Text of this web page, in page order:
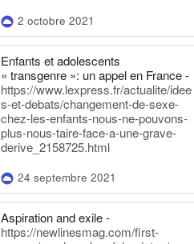
2 octobre 2021
Enfants et adolescents
« transgenre »: un appel en France -
https://www.lexpress.fr/actualite/idee
s-et-debats/changement-de-sexe-
chez-les-enfants-nous-ne-pouvons-
plus-nous-taire-face-a-une-grave-
derive_2158725.html
24 septembre 2021
Aspiration and exile -
https://newlinesmag.com/first-